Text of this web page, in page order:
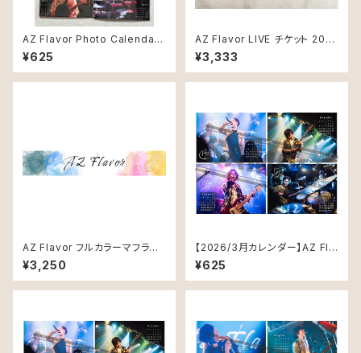
AZ Flavor Photo Calendar
４月 version
¥625
AZ Flavor LIVE チケット 202
6/02/24
¥3,333
AZ Flavor フルカラーマフラー
タオル
¥3,250
【2026/3月カレンダー】AZ Fla
vor Photo Calendar Septe
mber version
¥625